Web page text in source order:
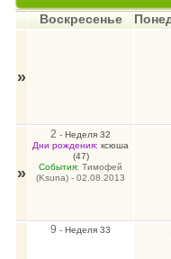
Воскресенье
»
»
2 - Неделя 32
Дни рождения: ксюша
(47)
События: Тимофей
(Ksuna) - 02.08.2013
9 - Неделя 33